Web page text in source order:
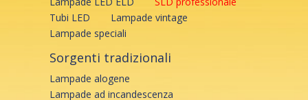
Tubi LED
Lampade vintage
Lampade speciali
Sorgenti tradizionali
Lampade alogene
Lampade ad incandescenza